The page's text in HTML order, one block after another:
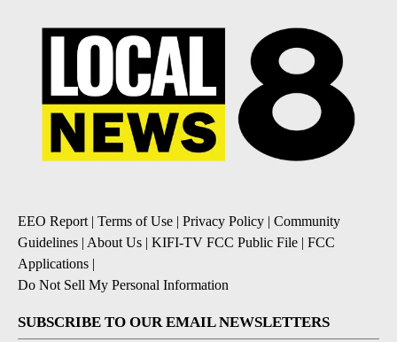
EEO Report| Terms of Use | Privacy Policy | Community
Guidelines | About Us | KIFI-TV FCC Public File | FCC
Applications |
Do Not Sell My Personal Information
SUBSCRIBE TO OUR EMAIL NEWSLETTERS